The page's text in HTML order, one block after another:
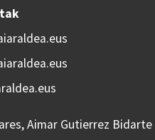
Aimar Gutierrez